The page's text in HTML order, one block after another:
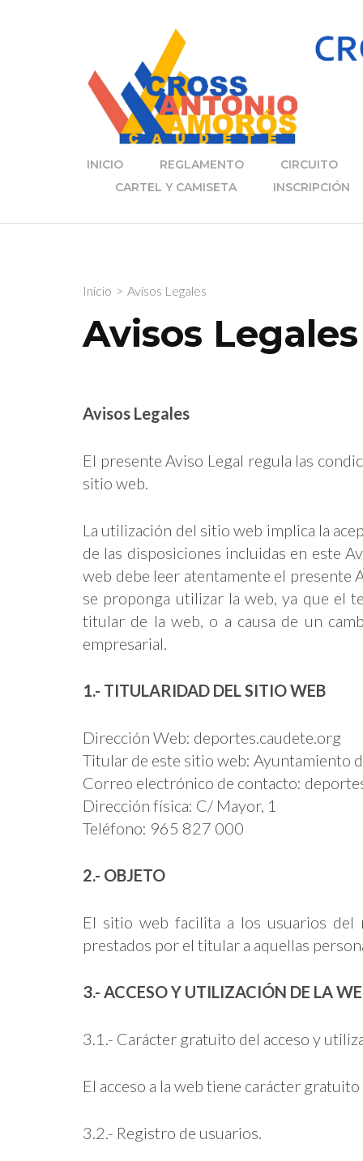
INICIO REGLAMENTO CIRCUITO
CARTEL Y CAMISETA
INSCRIPCIÓN
Inicio > Avisos Legales
Avisos Legales
Avisos Legales
El presente Aviso Legal regula las
sitio web.
La utilización del sitio web implica la
de las disposiciones incluidas en este
web debe leer atentamente el presente
se proponga utilizar la web, ya que el
titular de la web, o a causa de un
empresarial.
1.- TITULARIDAD DEL SITIO WEB
Dirección Web: deportes.caudete.org
Titular de este sitio web: Ayuntamiento
Correo electrónico de contacto:
Dirección física: C/ Mayor, 1
Teléfono: 965 827 000
2.- OBJETO
El sitio web facilita a los usuarios del
prestados por el titular a aquellas
3.- ACCESO Y UTILIZACIÓN DE LA
3.1.- Carácter gratuito del acceso y
El acceso a la web tiene carácter
3.2.- Registro de usuarios.